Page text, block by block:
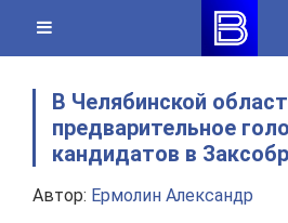
content
В Челябинской
предварительное
кандидатов в
Автор: Ермолин Александр